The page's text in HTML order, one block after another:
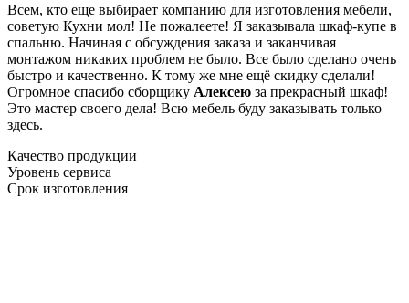
Всем, кто еще выбирает компанию для изготовления мебели,
советую Кухни мол! Не пожалеете! Я заказывала шкаф-купе в
спальню. Начиная с обсуждения заказа и заканчивая
монтажом никаких проблем не было. Все было сделано очень
быстро и качественно. К тому же мне ещё скидку сделали!
Огромное спасибо сборщику Алексею за прекрасный шкаф!
Это мастер своего дела! Всю мебель буду заказывать только
здесь.
Качество продукции
Уровень сервиса
Срок изготовления